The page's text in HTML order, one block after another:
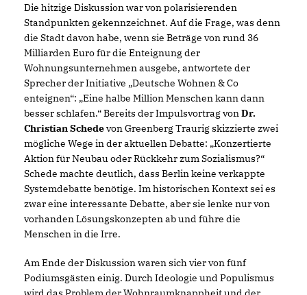
Die hitzige Diskussion war von polarisierenden
Standpunkten gekennzeichnet. Auf die Frage, was denn
die Stadt davon habe, wenn sie Beträge von rund 36
Milliarden Euro für die Enteignung der
Wohnungsunternehmen ausgebe, antwortete der
Sprecher der Initiative „Deutsche Wohnen & Co
enteignen“: „Eine halbe Million Menschen kann dann
besser schlafen.“ Bereits der Impulsvortrag von Dr.
Christian Schedevon Greenberg Traurig skizzierte zwei
mögliche Wege in der aktuellen Debatte: „Konzertierte
Aktion für Neubau oder Rückkehr zum Sozialismus?“
Schede machte deutlich, dass Berlin keine verkappte
Systemdebatte benötige. Im historischen Kontext sei es
zwar eine interessante Debatte, aber sie lenke nur von
vorhanden Lösungskonzepten ab und führe die
Menschen in die Irre.
Am Ende der Diskussion waren sich vier von fünf
Podiumsgästen einig. Durch Ideologie und Populismus